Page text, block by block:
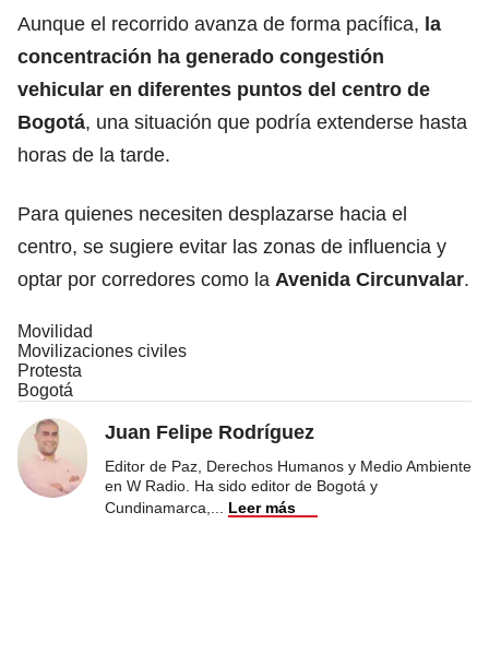
Aunque el recorrido avanza de forma pacífica, la
concentración ha generado congestión
vehicular en diferentes puntos del centro de
Bogotá, una situación que podría extenderse hasta
horas de la tarde.
Para quienes necesiten desplazarse hacia el
centro, se sugiere evitar las zonas de influencia y
optar por corredores como la Avenida Circunvalar.
Movilidad
Movilizaciones civiles
Protesta
Bogotá
Juan Felipe Rodríguez
Editor de Paz, Derechos Humanos y Medio Ambiente
en W Radio. Ha sido editor de Bogotá y
Cundinamarca,
Leer más